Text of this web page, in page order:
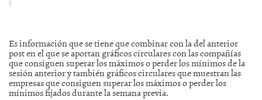
Es información que se tiene que combinar con la del anterior
post en el que se aportan gráficos circulares con las compañías
que consiguen superar los máximos o perder los mínimos de la
sesión anterior y también gráficos circulares que muestran las
empresas que consiguen superar los máximos o perder los
mínimos fijados durante la semana previa.